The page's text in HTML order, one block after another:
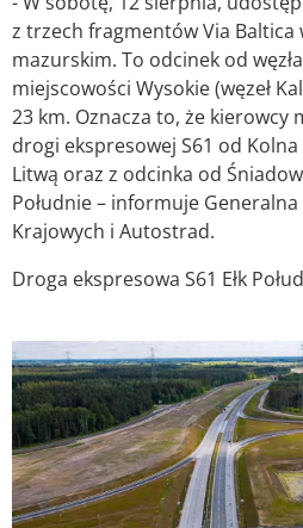
z trzech fragmentów Via Baltica
mazurskim. To odcinek od węzła
miejscowości Wysokie (węzeł
23 km. Oznacza to, że kierowcy
drogi ekspresowej S61 od
Litwą oraz z odcinka od
Południe – informuje
Krajowych i Autostrad.
Droga ekspresowa S61 Ełk